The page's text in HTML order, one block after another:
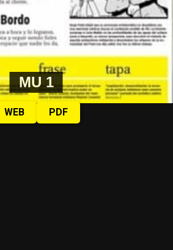
MU 1
WEB PDF